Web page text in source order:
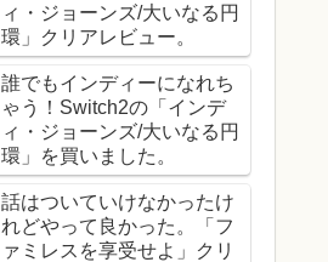
ィ・ジョーンズ/大いなる円
環」クリアレビュー。
誰でもインディーになれち
ゃう！Switch2の「インデ
ィ・ジョーンズ/大いなる円
環」を買いました。
話はついていけなかったけ
れどやって良かった。「フ
ァミレスを享受せよ」クリ